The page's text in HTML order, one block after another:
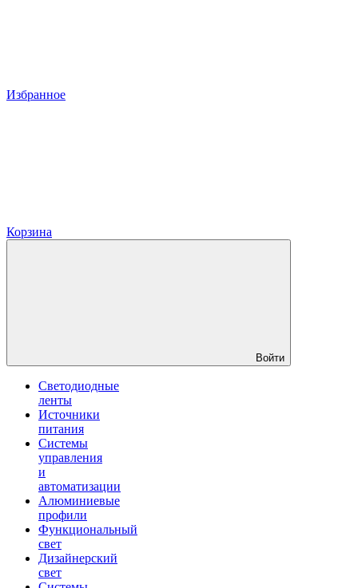
Избранное
Корзина
Войти
Светодиодные
ленты
Источники
питания
Системы
управления
и
автоматизации
Алюминиевые
профили
Функциональный
свет
Дизайнерский
свет